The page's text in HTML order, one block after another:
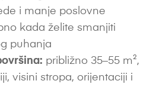
i manje poslovne
kada želite smanjiti
puhanja
približno 35–55 m²,
visini stropa, orijentaciji i